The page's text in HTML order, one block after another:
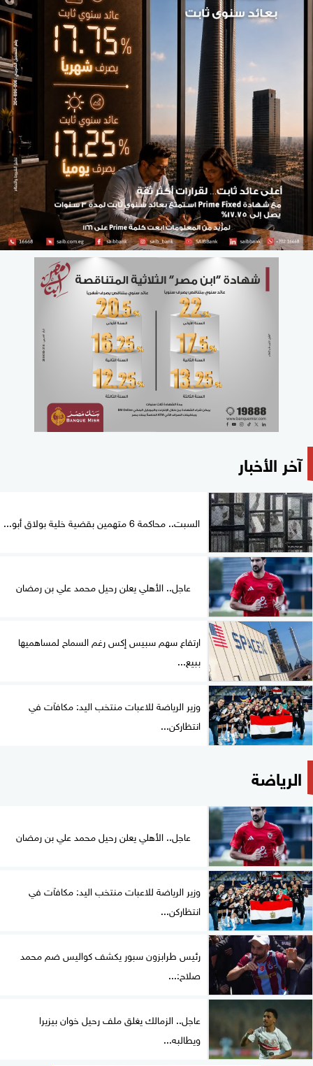
آخر الأخبار
السبت.. محاكمة 6 متهمين بقضية خلية بولاق أبو...
عاجل.. الأهلي يعلن رحيل محمد علي بن رمضان
ارتفاع سهم سبيس إكس رغم السماح لمساهميها
ببيع...
وزير الرياضة للاعبات منتخب اليد: مكافآت في
انتظاركن...
الرياضة
عاجل.. الأهلي يعلن رحيل محمد علي بن رمضان
وزير الرياضة للاعبات منتخب اليد: مكافآت في
انتظاركن...
رئيس طرابزون سبور يكشف كواليس ضم محمد
صلاح:...
عاجل.. الزمالك يغلق ملف رحيل خوان بيزيرا
ويطالبه...